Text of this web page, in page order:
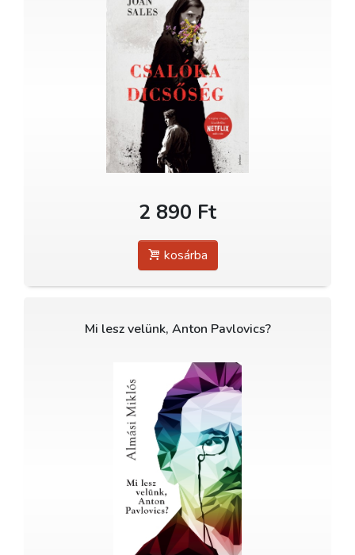
2 890 Ft
kosárba
Mi lesz velünk, Anton Pavlovics?